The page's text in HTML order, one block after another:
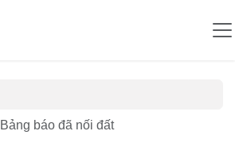
Bảng báo đã nối đất